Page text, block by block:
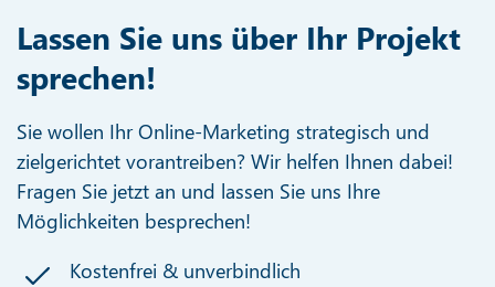
Lassen Sie uns über Ihr Projekt
sprechen!
Sie wollen Ihr Online-Marketing strategisch und
zielgerichtet vorantreiben? Wir helfen Ihnen dabei!
Fragen Sie jetzt an und lassen Sie uns Ihre
Möglichkeiten besprechen!
Kostenfrei & unverbindlich